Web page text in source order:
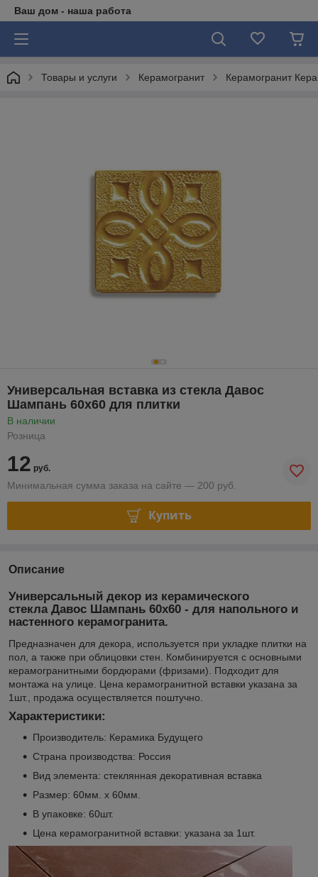
Ваш дом - наша работа
Товары и услуги Керамогранит Керамогранит
Универсальная вставка из стекла Давос
Шампань 60х60 для плитки
В наличии
Розница
12 руб.
Минимальная сумма заказа на сайте — 200 руб.
Купить
Описание
Универсальный декор из керамического
стекла Давос Шампань 60х60 - для напольного и
настенного керамогранита.
Предназначен для декора, используется при укладке плитки на
пол, а также при облицовки стен. Комбинируется с основными
керамогранитными бордюрами (фризами). Подходит для
монтажа на улице. Цена керамогранитной вставки указана за
1шт., продажа осуществляется поштучно.
Характеристики:
Производитель: Керамика Будущего
Страна производства: Россия
Вид элемента: стеклянная декоративная вставка
Размер: 60мм. х 60мм.
В упаковке: 60шт.
Цена керамогранитной вставки: указана за 1шт.